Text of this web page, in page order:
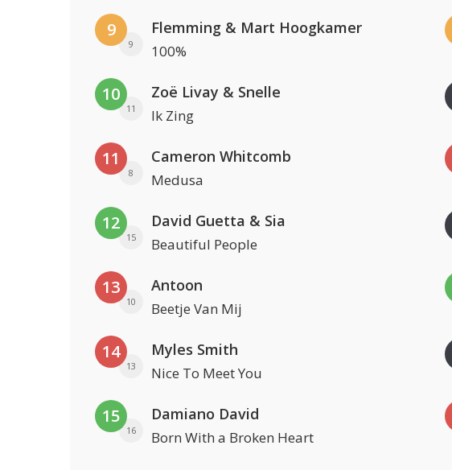
9
9
Flemming & Mart Hoogkamer
100%
10
11
Zoë Livay & Snelle
Ik Zing
11
8
Cameron Whitcomb
Medusa
12
15
David Guetta & Sia
Beautiful People
13
10
Antoon
Beetje Van Mij
14
13
Myles Smith
Nice To Meet You
15
16
Damiano David
Born With a Broken Heart